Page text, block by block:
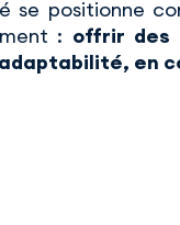
se positionne
: offrir des
en